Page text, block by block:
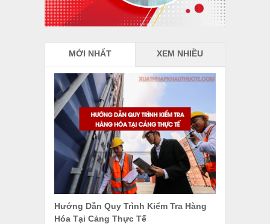
MỚI NHẤT XEM NHIỀU
Hướng Dẫn Quy Trình Kiểm Tra Hàng
Hóa Tại Cảng Thực Tế